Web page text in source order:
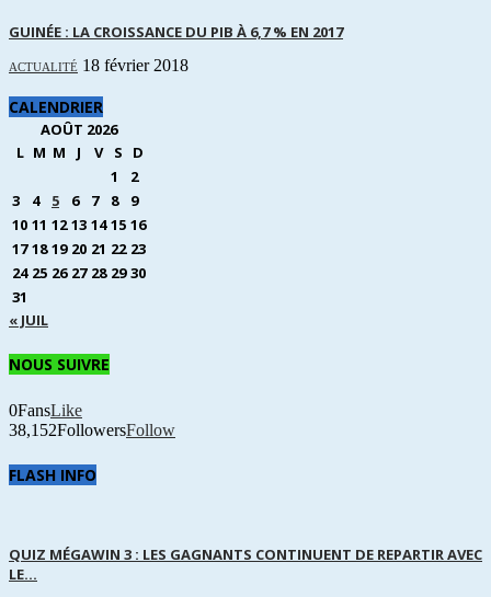
GUINÉE : LA CROISSANCE DU PIB À 6,7 % EN 2017
ACTUALITÉ 18 février 2018
CALENDRIER
AOÛT 2026
L M M J V S
D
1
2
3
4 5 6 7 8
9
10 11 12 13 14 15 16
17 18 19 20 21 22 23
24 25 26 27 28 29 30
31
« JUIL
NOUS SUIVRE
0FansLike
38,152FollowersFollow
FLASH INFO
QUIZ MÉGAWIN 3 : LES GAGNANTS CONTINUENT DE REPARTIR AVEC
LE...